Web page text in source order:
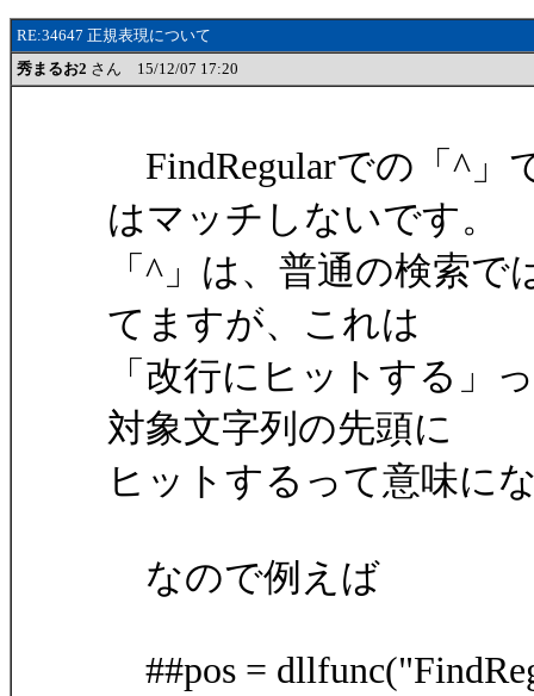
RE:34647 正規表現について
秀まるお2 さん 15/12/07 17:20
FindRegularでの「^」
はマッチしないです。
「^」は、普通の検索
てますが、これは
「改行にヒットする」
対象文字列の先頭に
ヒットするって意味に
なので例えば
##pos =